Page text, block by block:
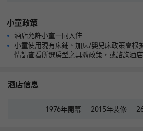
小童政策
酒店允許小童一同入住
小童使用現有床鋪、加床/嬰兒床政策會根
情請查看所選房型之具體政策，或諮詢酒店
酒店信息
1976年開幕 2015年裝修